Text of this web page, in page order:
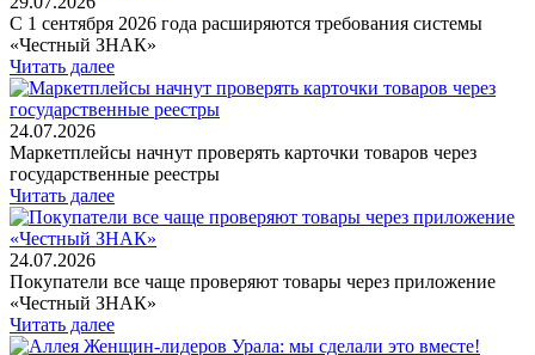
С 1 сентября 2026 года расширяются требования системы
«Честный ЗНАК»
Читать далее
24.07.2026
Маркетплейсы начнут проверять карточки товаров через
государственные реестры
Читать далее
24.07.2026
Покупатели все чаще проверяют товары через приложение
«Честный ЗНАК»
Читать далее